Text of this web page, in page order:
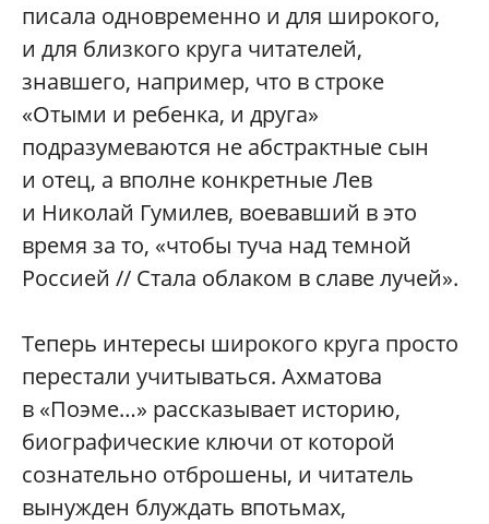
писала одновременно и для широкого,
и для близкого круга читателей,
знавшего, например, что в строке
«Отыми и ребенка, и друга»
подразумеваются не абстрактные сын
и отец, а вполне конкретные Лев
и Николай Гумилев, воевавший в это
время за то, «чтобы туча над темной
Россией // Стала облаком в славе лучей».
Теперь интересы широкого круга просто
перестали учитываться. Ахматова
в «Поэме…» рассказывает историю,
биографические ключи от которой
сознательно отброшены, и читатель
вынужден блуждать впотьмах,